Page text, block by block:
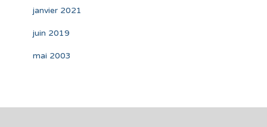
janvier 2021
juin 2019
mai 2003